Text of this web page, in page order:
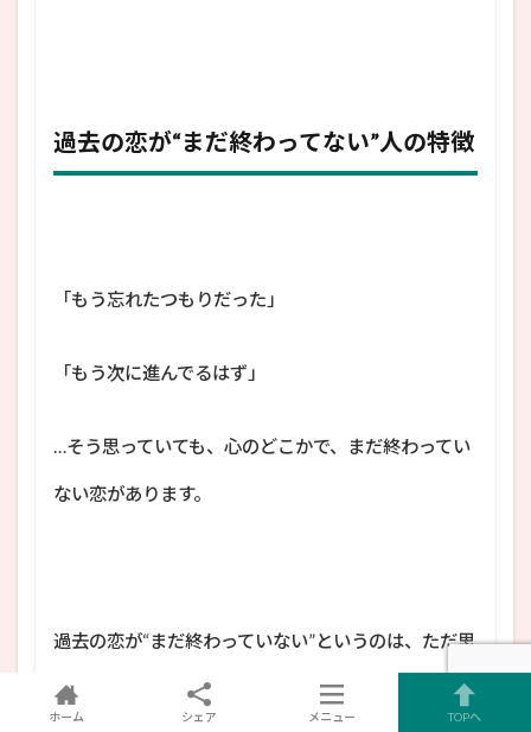
過去の恋が“まだ終わってない”人の特徴
「もう忘れたつもりだった」
「もう次に進んでるはず」
…そう思っていても、心のどこかで、まだ終わってい
ない恋があります。
過去の恋が“まだ終わっていない”というのは、ただ思
い出してしまうことや、連絡を取ってしまうことで
ホーム シェア メニュー TOPへ